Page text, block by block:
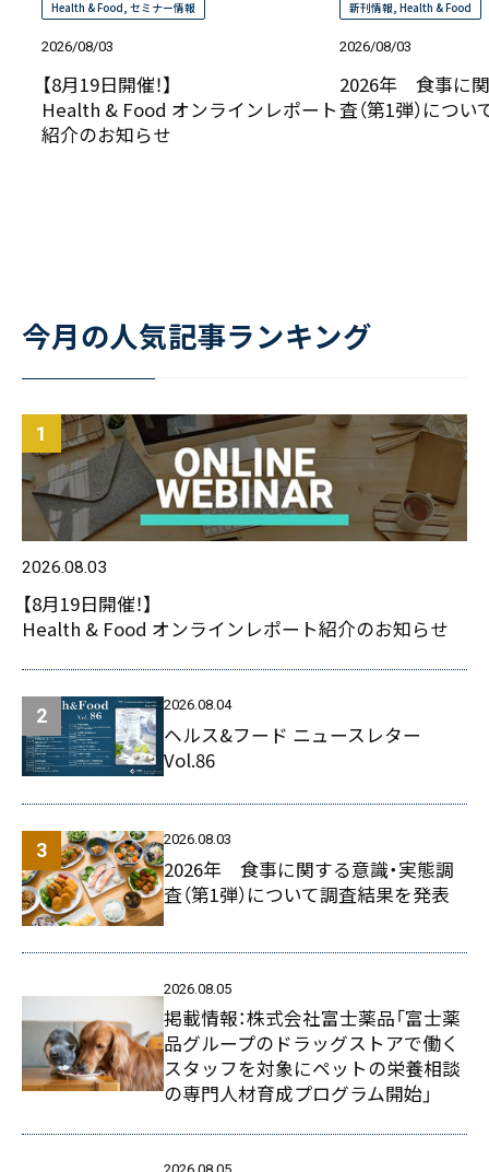
Health & Food, セミナー情報
2026/08/03
【8月19日開催！】
Health & Food オンラインレポート
紹介のお知らせ
新刊情報,Health & Food
2026/08/03
2026年 食事に関
査（第1弾）につ
今月の人気記事ランキング
2026.08.03
【8月19日開催！】
Health & Food オンラインレポート紹介のお知らせ
2026.08.04
ヘルス&フード ニュースレター
Vol.86
2026.08.03
2026年 食事に関する意識・実態調
査（第1弾）について調査結果を発表
2026.08.05
掲載情報：株式会社富士薬品「富士薬
品グループのドラッグストアで働く
スタッフを対象にペットの栄養相談
の専門人材育成プログラム開始」